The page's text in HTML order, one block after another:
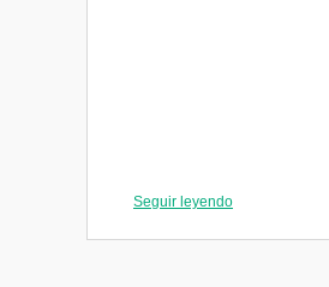
Seguir leyendo